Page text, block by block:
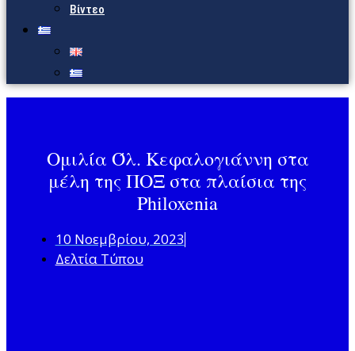
Βίντεο
Ομιλία Όλ. Κεφαλογιάννη στα
μέλη της ΠΟΞ στα πλαίσια της
Philoxenia
10 Νοεμβρίου, 2023
Δελτία Τύπου